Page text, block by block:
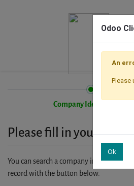
Company Identification
Please fill in your
You can search a company in our
record with the button below.
Odoo
An
Please
Ok